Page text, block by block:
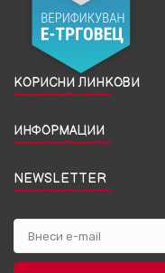
КОРИСНИ ЛИНКОВИ
ИНФОРМАЦИИ
NEWSLETTER